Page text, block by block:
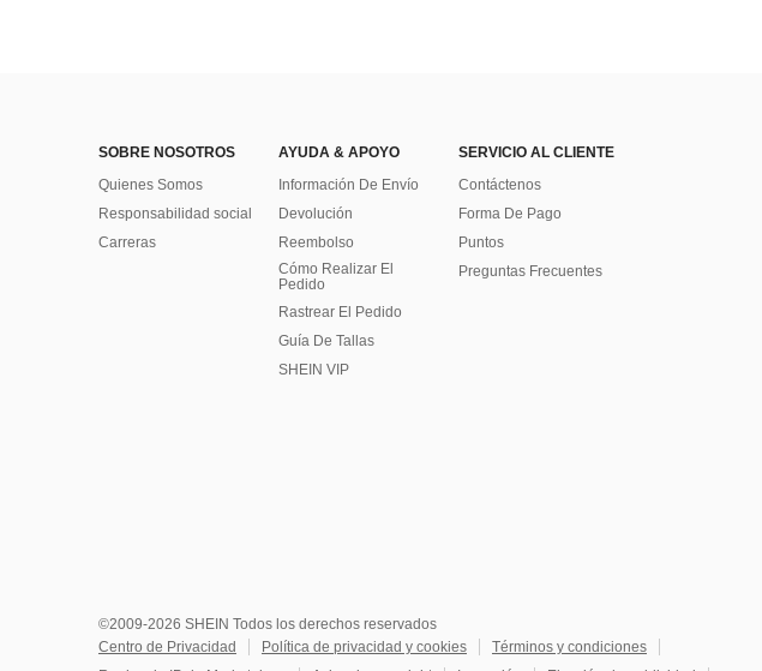
SOBRE NOSOTROS
Quienes Somos
Responsabilidad social
Carreras
AYUDA & APOYO
Información De Envío
Devolución
Reembolso
Cómo Realizar El
Pedido
Rastrear El Pedido
Guía De Tallas
SHEIN VIP
SERVICIO AL CLIENTE
Contáctenos
Forma De Pago
Puntos
Preguntas Frecuentes
©2009-2026 SHEIN Todos los derechos reservados
Centro de Privacidad
Política de privacidad y cookies
Términos y condiciones